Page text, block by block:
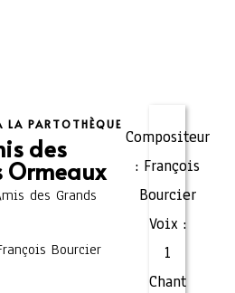
LA PARTOTHÈQUE
des
Ormeaux
des Grands
Bourcier
Compositeur
: François
Bourcier
Voix :
1
Chant